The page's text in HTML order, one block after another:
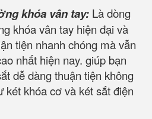
khóa vân tay: Là dòng
khóa vân tay hiện đại và
tiện nhanh chóng mà vẫn
nhất hiện nay. giúp bạn
dễ dàng thuận tiện không
két khóa cơ và két sắt điện